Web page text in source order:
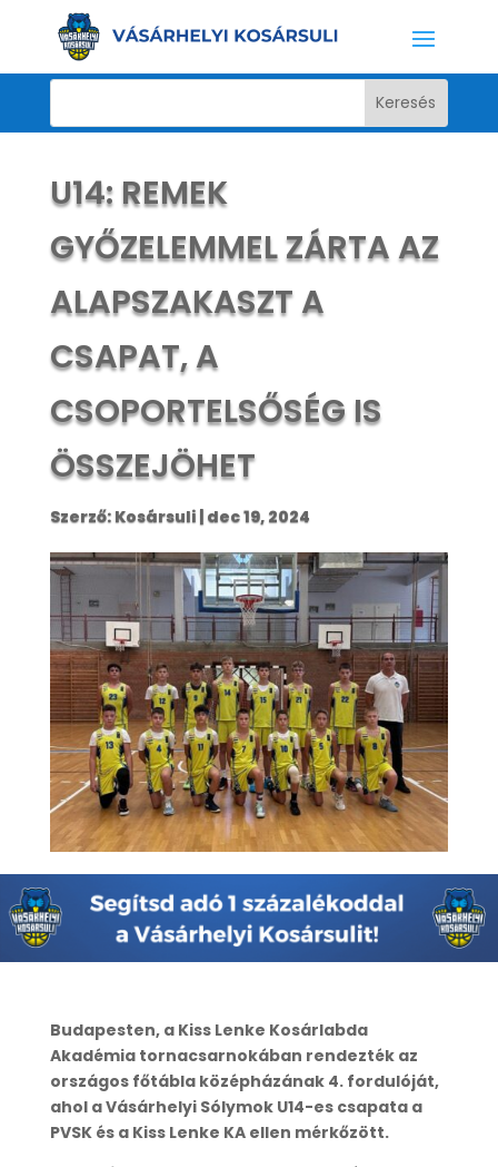
U14: REMEK
GYŐZELEMMEL ZÁRTA AZ
ALAPSZAKASZT A
CSAPAT, A
CSOPORTELSŐSÉG IS
ÖSSZEJÖHET
Szerző: Kosársuli| dec 19, 2024
Budapesten, a Kiss Lenke Kosárlabda
Akadémia tornacsarnokában rendezték az
országos főtábla középházának 4. fordulóját,
ahol a Vásárhelyi Sólymok U14-es csapata a
PVSK és a Kiss Lenke KA ellen mérkőzött.